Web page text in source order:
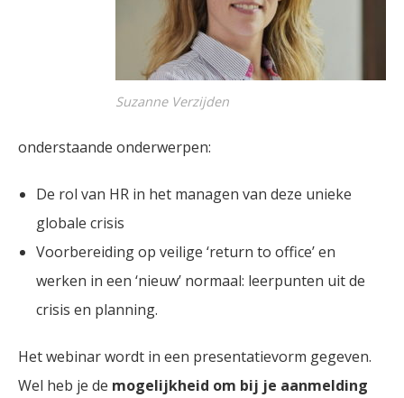
Suzanne Verzijden
onderstaande onderwerpen:
De rol van HR in het managen van deze unieke
globale crisis
Voorbereiding op veilige ‘return to office’ en
werken in een ‘nieuw’ normaal: leerpunten uit de
crisis en planning.
Het webinar wordt in een presentatievorm gegeven.
Wel heb je de mogelijkheid om bij je aanmelding